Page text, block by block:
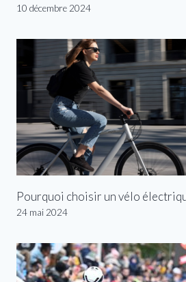
10 décembre 2024
Pourquoi choisir un vélo
24 mai 2024